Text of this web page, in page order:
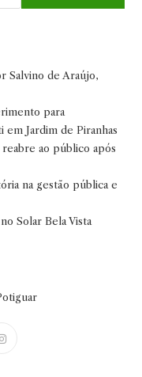
Salvino de Araújo,
para
em Jardim de Piranhas
ao público após
na gestão pública e
Solar Bela Vista